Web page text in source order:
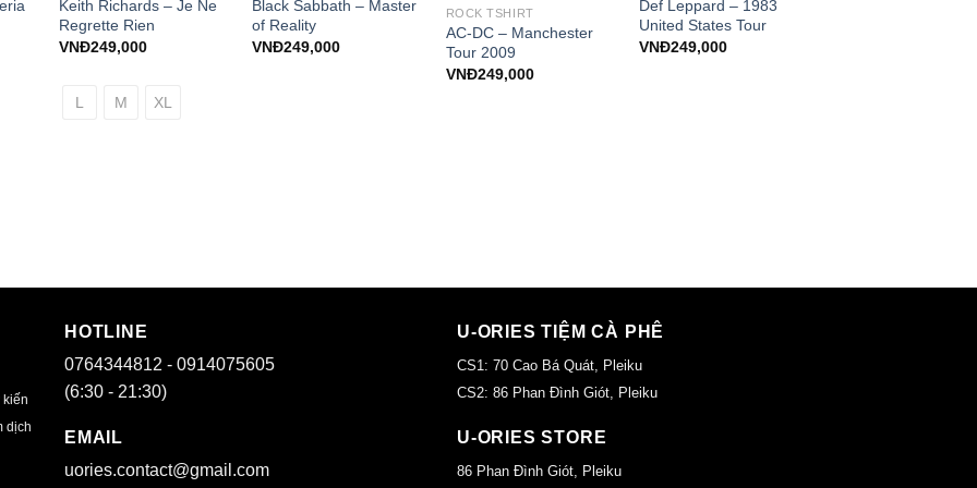
Keith Richards – Je Ne
Regrette Rien
VNĐ249,000
L M XL
Black Sabbath – Master
of Reality
VNĐ249,000
ROCK TSHIRT
AC-DC – Manchester
Tour 2009
VNĐ249,000
Def Leppard – 1983
United States Tour
VNĐ249,000
kiến
dịch
HOTLINE
0764344812 - 0914075605
(6:30 - 21:30)
EMAIL
uories.contact@gmail.com
U-ORIES TIỆM CÀ PHÊ
CS1: 70 Cao Bá Quát, Pleiku
CS2: 86 Phan Đình Giót, Pleiku
U-ORIES STORE
86 Phan Đình Giót, Pleiku